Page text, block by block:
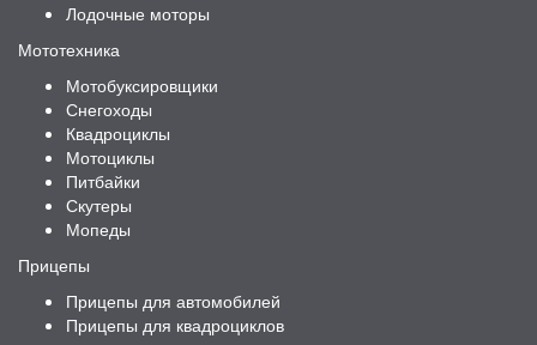
Лодочные моторы
Мототехника
Мотобуксировщики
Снегоходы
Квадроциклы
Мотоциклы
Питбайки
Скутеры
Мопеды
Прицепы
Прицепы для автомобилей
Прицепы для квадроциклов